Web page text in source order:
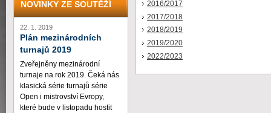
2016/2017
2017/2018
2018/2019
2019/2020
2022/2023
NOVINKY ZE SOUTĚŽÍ
22. 1. 2019
Plán mezinárodních
turnajů 2019
Zveřejněny mezinárodní
turnaje na rok 2019. Čeká nás
klasická série turnajů série
Open i mistrovství Evropy,
které bude v listopadu hostit